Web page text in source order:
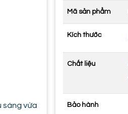
sáng vừa
Mã sản phẩm
Kích thước
Chất liệu
Bảo hành